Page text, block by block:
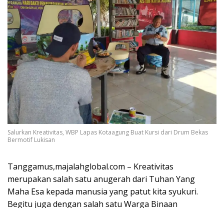
Salurkan Kreativitas, WBP Lapas Kotaagung Buat Kursi dari Drum Bekas
Bermotif Lukisan
Tanggamus,majalahglobal.com – Kreativitas
merupakan salah satu anugerah dari Tuhan Yang
Maha Esa kepada manusia yang patut kita syukuri.
Begitu juga dengan salah satu Warga Binaan